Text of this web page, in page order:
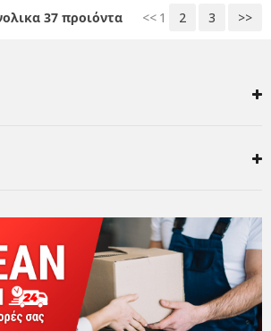
37 προιόντα << 1 2 3 >>